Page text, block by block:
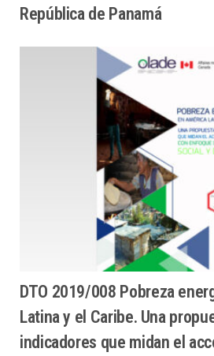
República de Panamá
DTO 2019/008 Pobreza
Latina y el Caribe. Una
indicadores que midan el